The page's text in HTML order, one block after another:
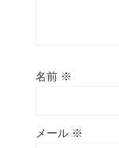
名前 ※
メール ※